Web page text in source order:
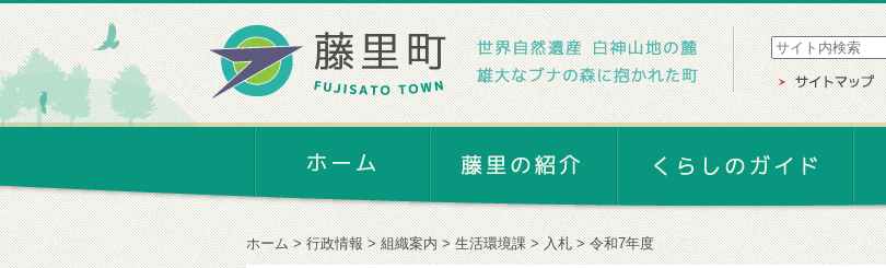
ホーム 行政情報 組織案内 生活環境課 入札 令和7年度